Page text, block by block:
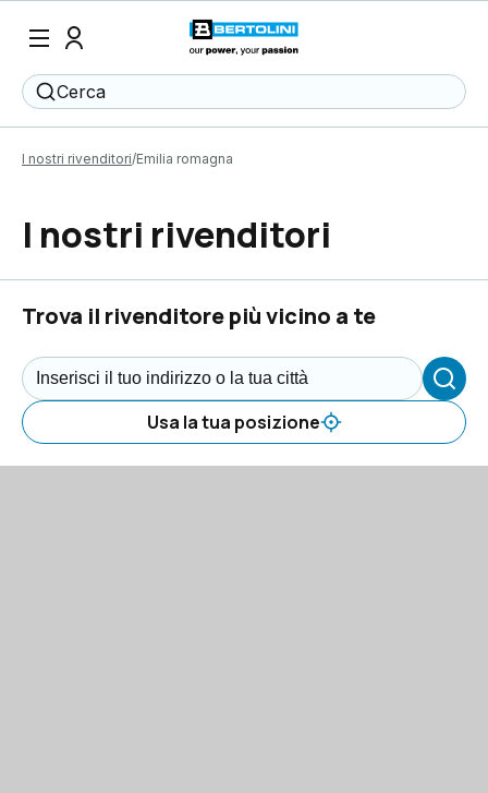
Cerca
I nostri rivenditori Emilia romagna
I nostri rivenditori
Trova il rivenditore più vicino a te
Usa la tua posizione